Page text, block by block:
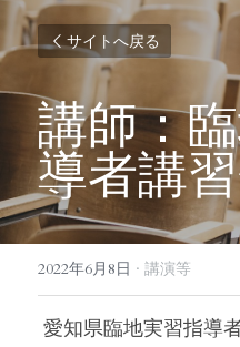
サイトへ戻る
講師：
導者講
2022年6月8日 · 講演等